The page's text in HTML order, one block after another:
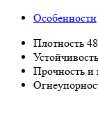
Особенности
Плотность
Прочность и